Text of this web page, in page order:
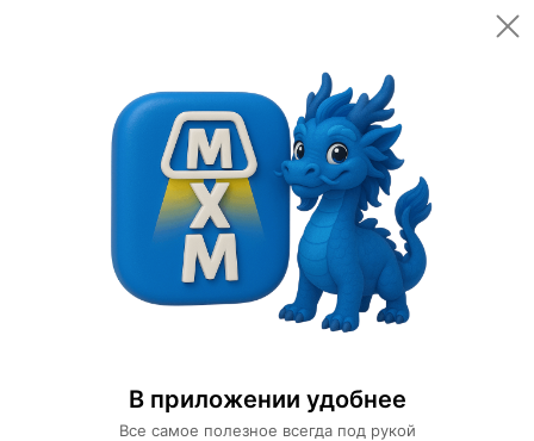
В приложении удобнее
Все самое полезное всегда под рукой
Открыть
Категории Светильники
Люстры
золотой, стекло, LED.